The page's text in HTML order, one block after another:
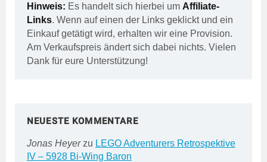
Hinweis: Es handelt sich hierbei um Affiliate-
Links. Wenn auf einen der Links geklickt und ein
Einkauf getätigt wird, erhalten wir eine Provision.
Am Verkaufspreis ändert sich dabei nichts. Vielen
Dank für eure Unterstützung!
NEUESTE KOMMENTARE
Jonas Heyerzu LEGO Adventurers Retrospektive
IV – 5928 Bi-Wing Baron